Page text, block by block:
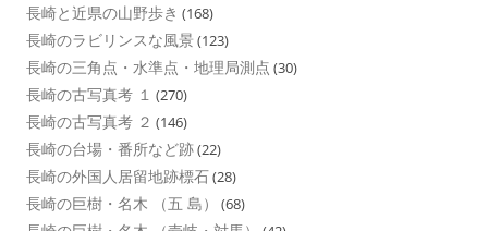
長崎と近県の山野歩き (168)
長崎のラビリンスな風景 (123)
長崎の三角点・水準点・地理局測点 (30)
長崎の古写真考 １ (270)
長崎の古写真考 ２ (146)
長崎の台場・番所など跡(22)
長崎の外国人居留地跡標石(28)
長崎の巨樹・名木 （五 島） (68)